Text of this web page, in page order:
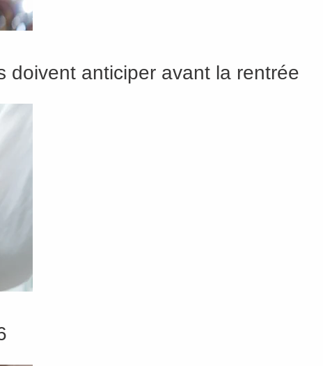
doivent anticiper avant la rentrée